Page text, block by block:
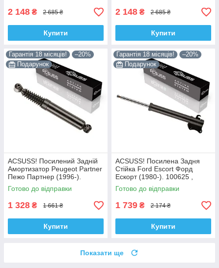
2 148 ₴ 2 685 ₴
Купити
2 148 ₴ 2 685 ₴
Купити
Гарантія 18 місяців!
–20%
Подарунок
ACSUSS! Посилений Задній
Амортизатор Peugeot Partner
Пежо Партнер (1996-).
200450 , 341237 Корея!
Готово до відправки
1 328 ₴ 1 661 ₴
Купити
Гарантія 18 місяців!
–20%
Подарунок
ACSUSS! Посилена Задня
Стійка Ford Escort Форд
Ескорт (1980-). 100625 ,
332801 Корея!
Готово до відправки
1 739 ₴ 2 174 ₴
Купити
Показати ще